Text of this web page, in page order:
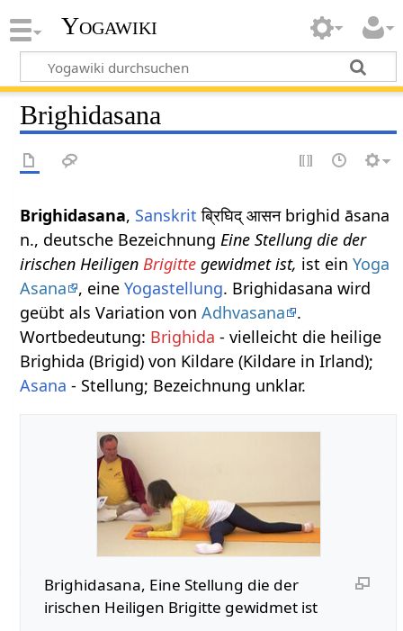
Yogawiki
Brighidasana
Brighidasana, Sanskrit ब्रिघिद् आसन brighid āsana
n., deutsche BezeichnungEine Stellung die der
irischen HeiligenBrigitte gewidmet ist, ist einYoga
Asana
, eineYogastellung. Brighidasana wird
geübt als Variation vonAdhvasana
.
Wortbedeutung: Brighida - vielleicht die heilige
Brighida (Brigid) von Kildare (Kildare in Irland);
Asana - Stellung; Bezeichnung unklar.
Brighidasana, Eine Stellung die der
irischen Heiligen Brigitte gewidmet ist